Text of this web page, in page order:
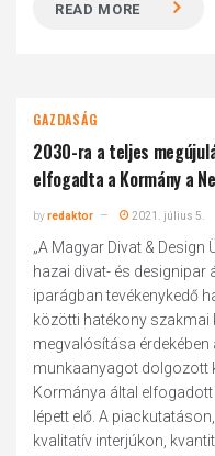
READ MORE
GAZDASÁG
2030-ra a teljes
elfogadta a Kormány a
byredaktor 2021. július 5.
„A Magyar Divat &
hazai divat- és
iparágban tevékenykedő
közötti hatékony
megvalósítása
munkaanyagot dolgozott
Kormánya által
lépett elő. A
kvalitatív interjúkon,